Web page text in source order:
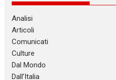
Analisi
Articoli
Comunicati
Culture
Dal Mondo
Dall’Italia